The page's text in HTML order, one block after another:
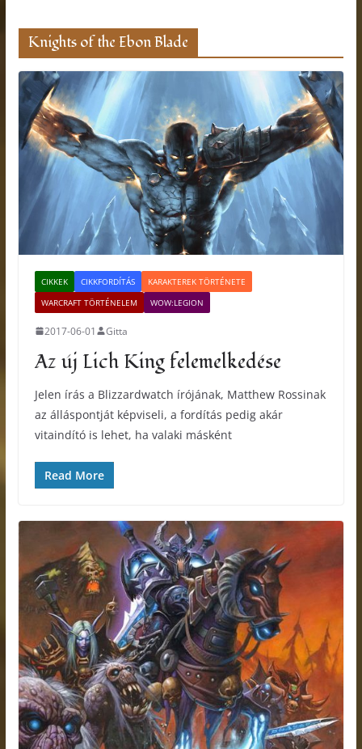
Knights of the Ebon Blade
CIKKEK CIKKFORDÍTÁS
KARAKTEREK TÖRTÉNETE
WARCRAFT TÖRTÉNELEM
WOW:LEGION
2017-06-01 Gitta
Az új Lich King felemelkedése
Jelen írás a Blizzardwatch írójának, Matthew Rossinak
az álláspontját képviseli, a fordítás pedig akár
vitaindító is lehet, ha valaki másként
Read More